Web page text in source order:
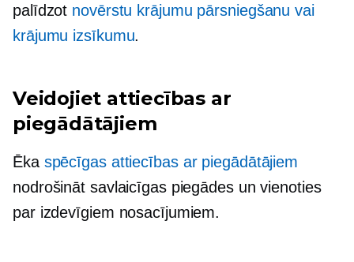
palīdzot novērstu krājumu pārsniegšanu vai
krājumu izsīkumu.
Veidojiet attiecības ar
piegādātājiem
Ēka spēcīgas attiecības ar piegādātājiem
nodrošināt savlaicīgas piegādes un vienoties
par izdevīgiem nosacījumiem.